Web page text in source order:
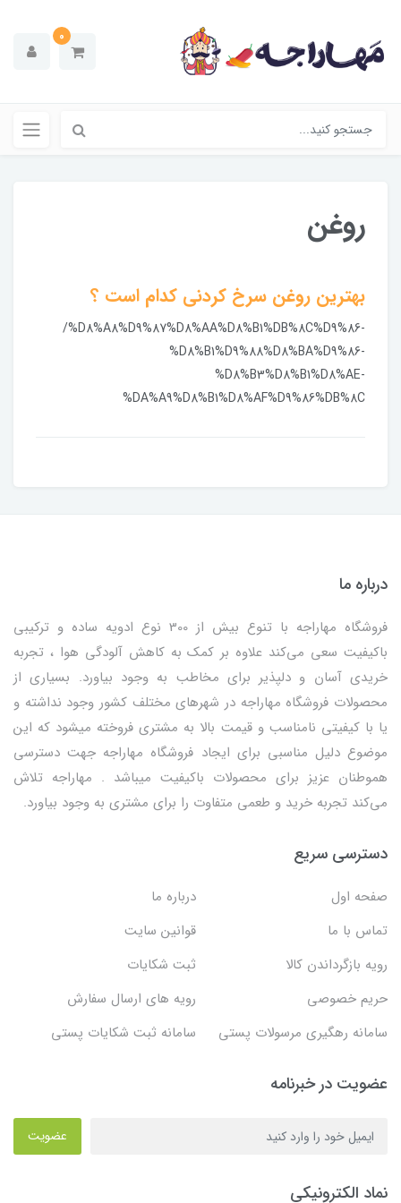
0
روغن
بهترین روغن سرخ کردنی کدام است ؟
/%D8%A8%D9%87%D8%AA%D8%B1%DB%8C%D9%86-
%D8%B1%D9%88%D8%BA%D9%86-
%D8%B3%D8%B1%D8%AE-
%DA%A9%D8%B1%D8%AF%D9%86%DB%8C
درباره ما
فروشگاه مهاراجه با تنوع بیش از 300 نوع ادویه ساده و ترکیبی
باکیفیت سعی می‌کند علاوه بر کمک به کاهش آلودگی هوا ، تجربه
خریدی آسان و دلپذیر برای مخاطب به وجود بیاورد. بسیاری از
محصولات فروشگاه مهاراجه در شهرهای مختلف کشور وجود نداشته و
یا با کیفیتی نامناسب و قیمت بالا به مشتری فروخته میشود که این
موضوع دلیل مناسبی برای ایجاد فروشگاه مهاراجه جهت دسترسی
هموطنان عزیز برای محصولات باکیفیت میباشد . مهاراجه تلاش
می‌کند تجربه خرید و طعمی متفاوت را برای مشتری به وجود بیاورد.
دسترسی سریع
صفحه اول
درباره ما
تماس با ما
قوانین سایت
رویه بازگرداندن کالا
ثبت شکایات
حریم خصوصی
رویه های ارسال سفارش
سامانه رهگیری مرسولات پستی
سامانه ثبت شکایات پستی
عضویت در خبرنامه
عضویت
نماد الکترونیکی